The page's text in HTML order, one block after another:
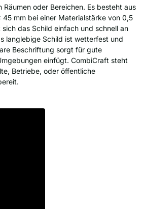
oder Bereichen. Es besteht aus
mm bei einer Materialstärke von 0,5
das Schild einfach und schnell an
langlebige Schild ist wetterfest und
Beschriftung sorgt für gute
einfügt. CombiCraft steht
Betriebe, oder öffentliche